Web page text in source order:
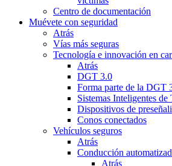
Centro de documentación
Muévete con seguridad
Atrás
Vías más seguras
Tecnología e innovación en
Atrás
DGT 3.0
Forma parte de la DGT
Sistemas Inteligentes
Dispositivos de
Conos conectados
Vehículos seguros
Atrás
Conducción
Atrás